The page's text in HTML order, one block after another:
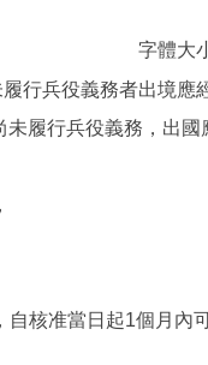
字體大
行兵役義務者出境應
履行兵役義務，出國
核准當日起1個月內